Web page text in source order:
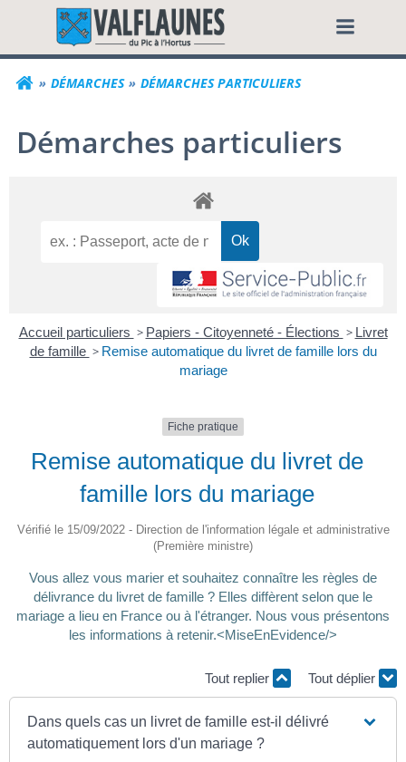
contenuCommune de
DÉMARCHES DÉMARCHES PARTICULIERS
Démarches particuliers
Accueil particuliers > Papiers - Citoyenneté - Élections > Livret
de famille > Remise automatique du livret de famille lors du
mariage
Fiche pratique
Remise automatique du livret de
famille lors du mariage
Vérifié le 15/09/2022 - Direction de l'information légale et administrative
(Première ministre)
Vous allez vous marier et souhaitez connaître les règles de
délivrance du livret de famille ? Elles diffèrent selon que le
mariage a lieu en France ou à l'étranger. Nous vous présentons
les informations à retenir.<MiseEnEvidence/>
Tout replier Tout déplier
Dans quels cas un livret de famille est-il délivré
automatiquement lors d'un mariage ?